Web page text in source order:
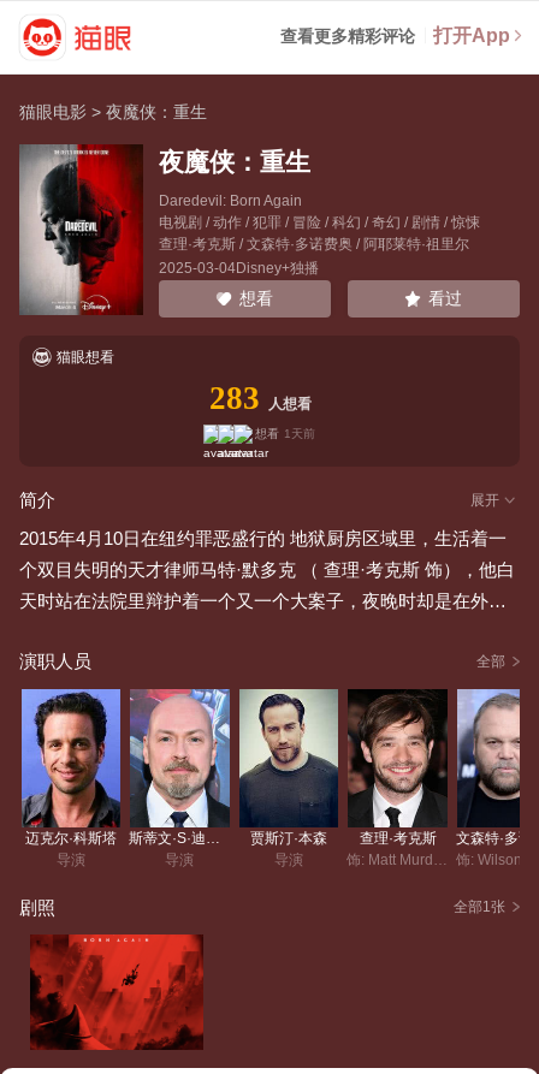
查看更多精彩评论 打开App
猫眼电影 >夜魔侠：重生
夜魔侠：重生
Daredevil: Born Again
电视剧 / 动作 / 犯罪 / 冒险 / 科幻 / 奇幻 / 剧情 / 惊悚
查理·考克斯/文森特·多诺费奥 /阿耶莱特·祖里尔
2025-03-04Disney+独播
想看 看过
猫眼想看
283 人想看
想看 1天前
简介 展开
2015年4月10日在纽约罪恶盛行的 地狱厨房区域里，生活着一
个双目失明的天才律师马特·默多克 （ 查理·考克斯 饰），他白
天时站在法院里辩护着一个又一个大案子，夜晚时却是在外面
的时候，都会认识一些重要的盟友，但之后却发现区域里所有
的犯罪案件都牵扯甚广，全部联棕嫌肯阀通至一个隐藏在幕后
的大老板。此人早已掌控了整个区域的司法系统翻辩影凝，如
跟他斗和说判就会如同小虾米对抗大鲸鱼，但马特还是决定对
他下手，除了白天帮助被他牵连的受害者辩护时，夜晚还是会
在他掌控整座城市之前，尽全力去阻止他。
演职人员 全部
迈克尔·科斯塔
导演
斯蒂文·S·迪奈特
导演
贾斯汀·本森
导演
查理·考克斯
饰: Matt Murdock / Daredevil
剧照 全部1张